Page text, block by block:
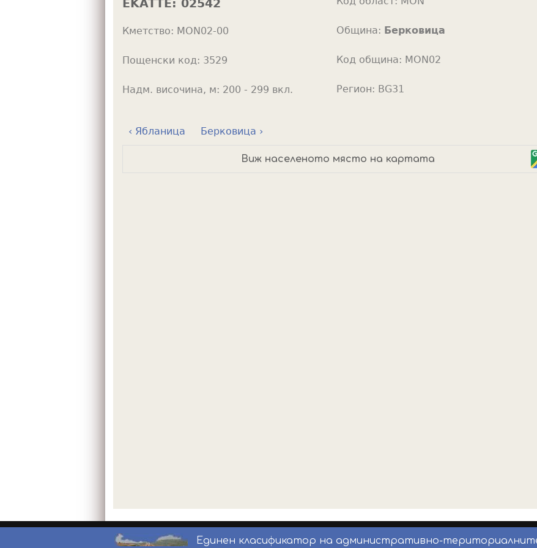
EKATTE: 02542
Кметство: MON02-00
Пощенски код: 3529
Надм. височина, м: 200 - 299 вкл.
Община: Берковица
Код община: MON02
Регион: BG31
‹ Ябланица Берковица ›
Виж населеното място на картата
Единен класификатор на административно-